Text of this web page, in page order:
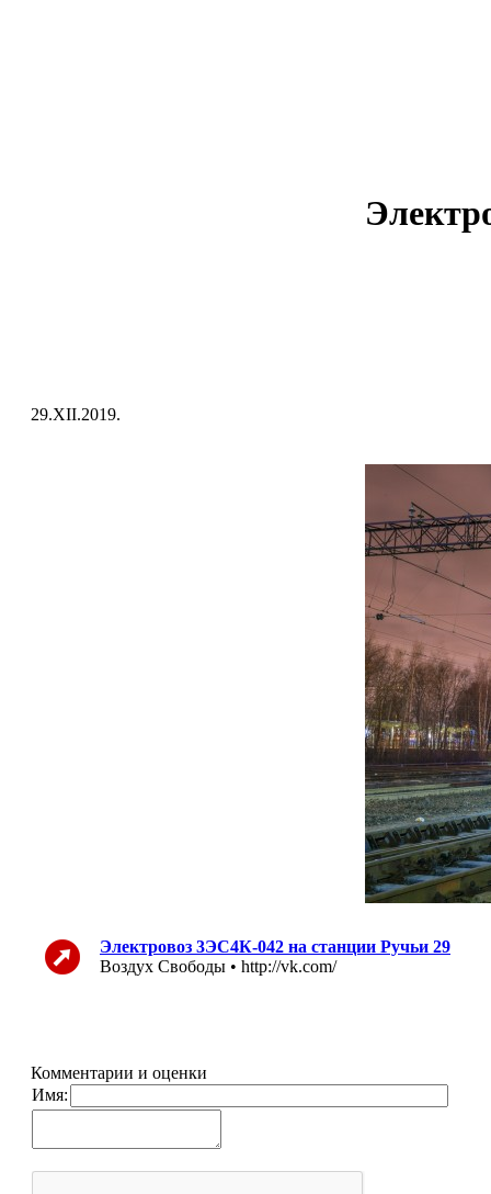
29.XII.2019.
Электровоз 3ЭС4К-042 на станции Ручьи 29
Воздух Свободы • http://vk.com/
Комментарии и оценки
Имя: